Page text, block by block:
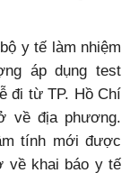
y tế làm nhiệm
áp dụng test
đi từ TP. Hồ Chí
về địa phương.
tính mới được
về khai báo y tế